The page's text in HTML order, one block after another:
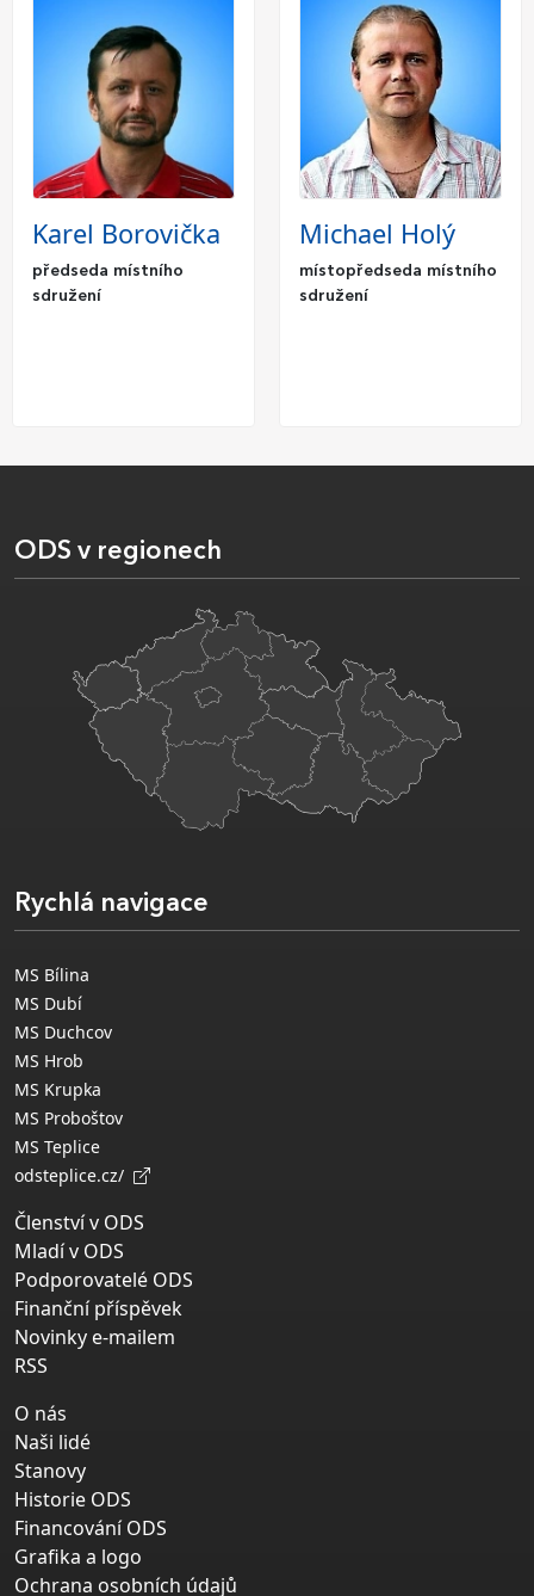
Karel Borovička
předseda místního
sdružení
Michael Holý
místopředseda místního
sdružení
ODS v regionech
Rychlá navigace
MS Bílina
MS Dubí
MS Duchcov
MS Hrob
MS Krupka
MS Proboštov
MS Teplice
odsteplice.cz/
Členství v ODS
Mladí v ODS
Podporovatelé ODS
Finanční příspěvek
Novinky e-mailem
RSS
O nás
Naši lidé
Stanovy
Historie ODS
Financování ODS
Grafika a logo
Ochrana osobních údajů